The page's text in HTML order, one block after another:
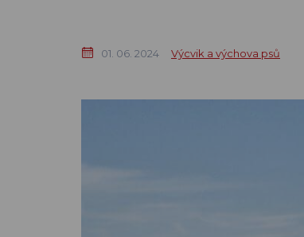
01. 06. 2024 Výcvik a výchova psů